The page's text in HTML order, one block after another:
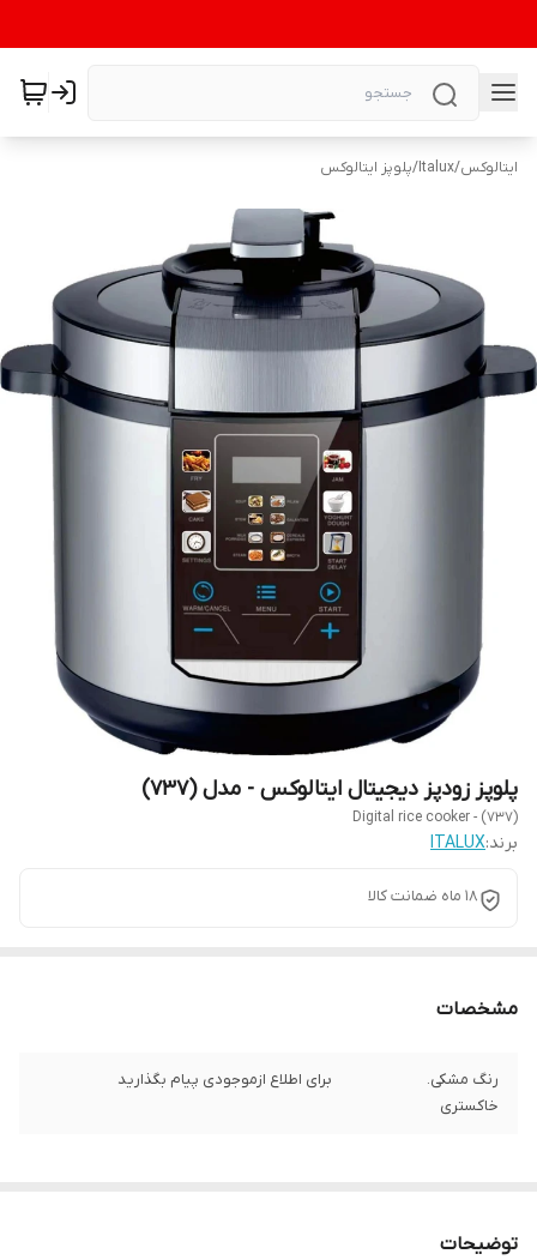
ایتالوکس/
Italux
/پلوپز ایتالوکس
پلوپز زودپز دیجیتال ایتالوکس - مدل (737)
Digital rice cooker - (737)
برند:ITALUX
18 ماه ضمانت کالا
مشخصات
رنگ مشکی.
خاکستری
برای اطلاع ازموجودی پیام بگذارید
توضیحات